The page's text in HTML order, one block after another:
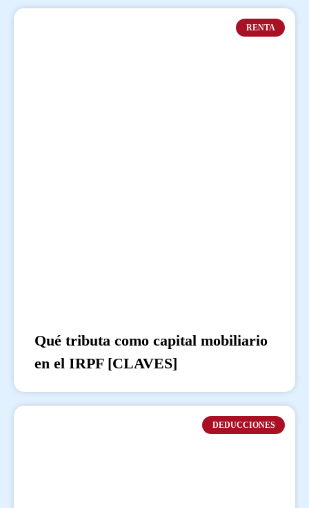
RENTA
Qué tributa como capital mobiliario
en el IRPF [CLAVES]
DEDUCCIONES